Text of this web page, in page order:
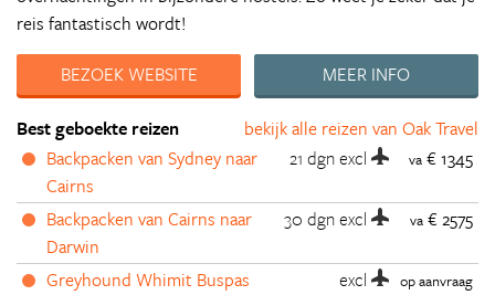
reis fantastisch wordt!
BEZOEK WEBSITE
MEER INFO
bekijk alle reizen van Oak Travel
Best geboekte reizen
Backpacken van Sydney naar
Cairns
21 dgnexcl va € 1345
Backpacken van Cairns naar
Darwin
30 dgnexcl va € 2575
Greyhound Whimit Buspas excl op aanvraag